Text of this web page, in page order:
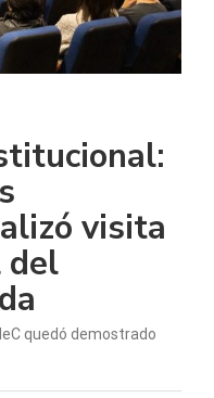
visita
del
quedó demostrado